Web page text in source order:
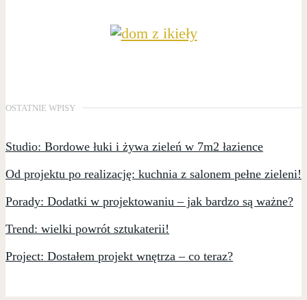
OSTATNIE WPISY
Studio: Bordowe łuki i żywa zieleń w 7m2 łazience
Od projektu po realizację: kuchnia z salonem pełne zieleni!
Porady: Dodatki w projektowaniu – jak bardzo są ważne?
Trend: wielki powrót sztukaterii!
Project: Dostałem projekt wnętrza – co teraz?